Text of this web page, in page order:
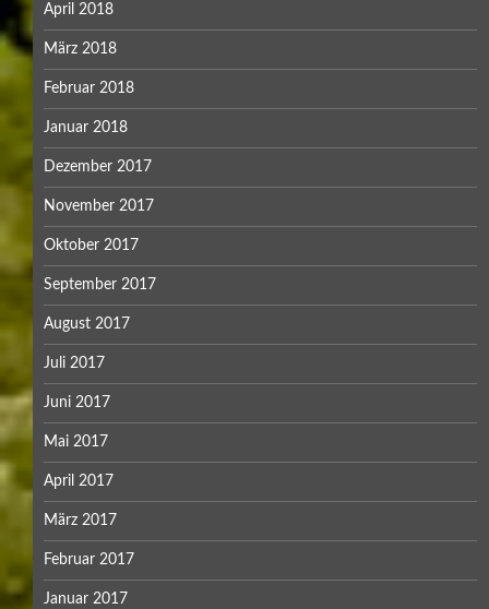
April 2018
März 2018
Februar 2018
Januar 2018
Dezember 2017
November 2017
Oktober 2017
September 2017
August 2017
Juli 2017
Juni 2017
Mai 2017
April 2017
März 2017
Februar 2017
Januar 2017